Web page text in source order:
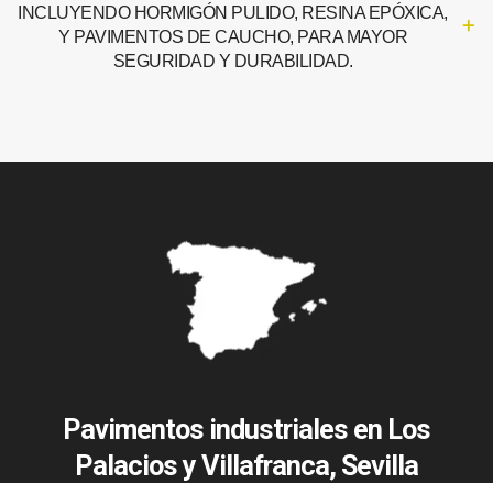
INCLUYENDO HORMIGÓN PULIDO, RESINA EPÓXICA,
Y PAVIMENTOS DE CAUCHO, PARA MAYOR
SEGURIDAD Y DURABILIDAD.
Pavimentos industriales en Los
Palacios y Villafranca, Sevilla